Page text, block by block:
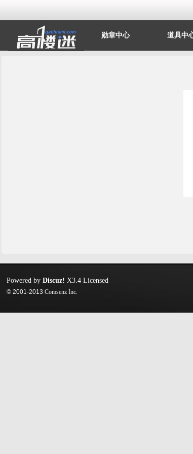
勋章中心 道具中
Powered byDiscuz! X3.4 Licensed
© 2001-2013Comsenz Inc.